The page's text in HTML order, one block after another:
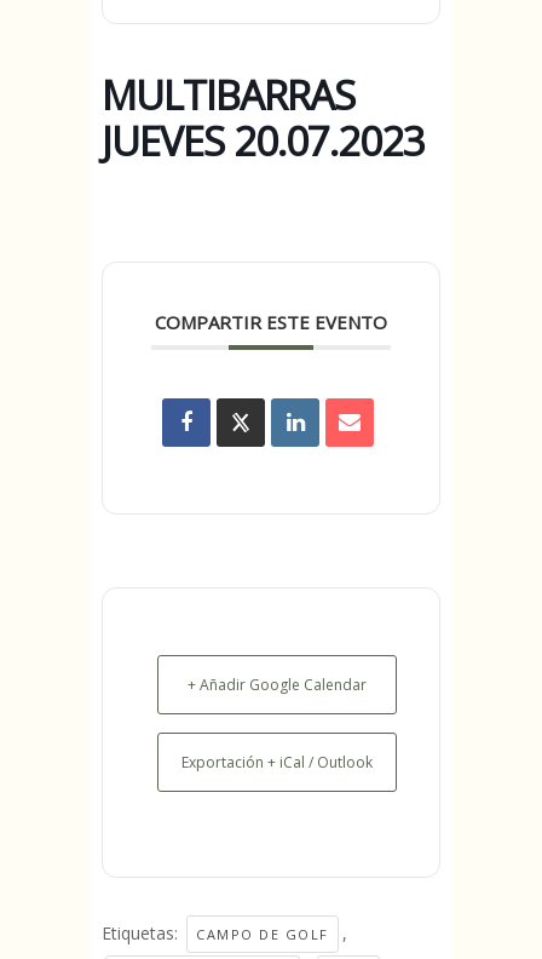
MULTIBARRAS
JUEVES 20.07.2023
COMPARTIR ESTE EVENTO
+ Añadir Google Calendar
Exportación + iCal / Outlook
Etiquetas: CAMPO DE GOLF ,